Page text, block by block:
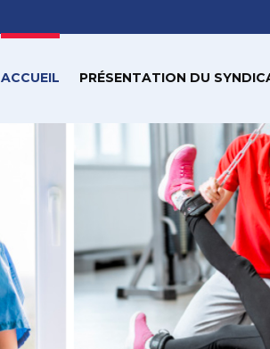
ACCUEIL PRÉSENTATION DU